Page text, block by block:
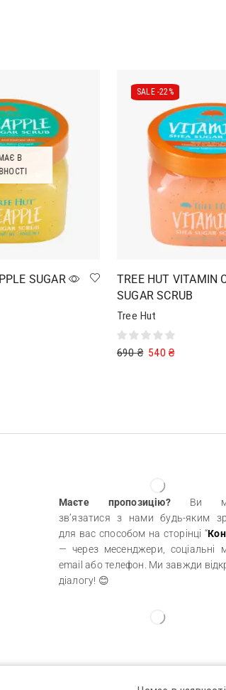
В
SUGAR
SALE -22%
TREE HUT VITAMIN
SUGAR SCRUB
Tree Hut
690₴ 540₴
Маєте пропозицію?Ви
зв’язатися з нами будь-яким
для вас способом на сторінці “
— через месенджери, соціальні
email або телефон. Ми завжди
діалогу! 😊